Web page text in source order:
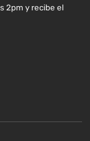
2pm y recibe el